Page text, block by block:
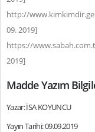
http://
09. 2019]
https://
2019]
Madde Yazım
Yazar: İSA KOYUNCU
Yayın Tarihi: 09.09.2019